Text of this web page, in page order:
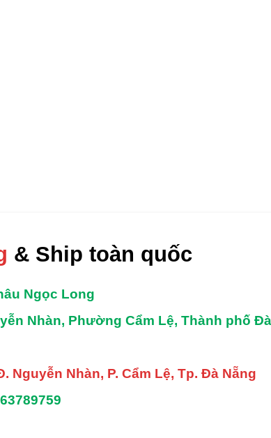
& Ship toàn quốc
Ngọc Long
Nhàn, Phường Cẩm Lệ, Thành phố Đà
Nguyễn Nhàn, P. Cẩm Lệ, Tp. Đà Nẵng